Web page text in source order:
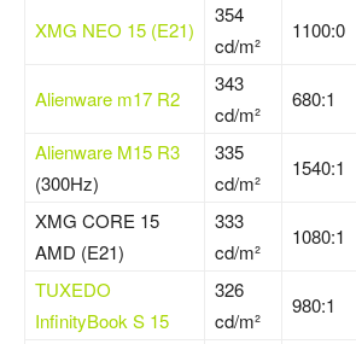
XMG NEO 15 (E21)
354
cd/m²
1100:0
Alienware m17 R2
343
cd/m²
680:1
Alienware M15 R3
(300Hz)
335
cd/m²
1540:1
XMG CORE 15
AMD (E21)
333
cd/m²
1080:1
TUXEDO
InfinityBook S 15
326
cd/m²
980:1